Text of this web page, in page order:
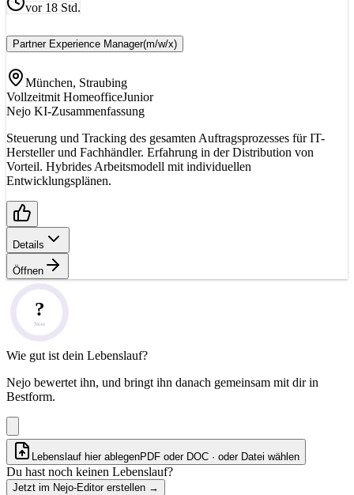
vor 18 Std.
Partner Experience Manager(m/w/x)
München, Straubing
Vollzeitmit HomeofficeJunior
Nejo KI-Zusammenfassung
Steuerung und Tracking des gesamten Auftragsprozesses für IT-
Hersteller und Fachhändler. Erfahrung in der Distribution von
Vorteil. Hybrides Arbeitsmodell mit individuellen
Entwicklungsplänen.
Details
Öffnen
?
Note
Wie gut ist dein Lebenslauf?
Nejo bewertet ihn, und bringt ihn danach gemeinsam mit dir in
Bestform.
Lebenslauf hier ablegenPDF oder DOC · oder Datei wählen
Du hast noch keinen Lebenslauf?
Jetzt im Nejo-Editor erstellen →